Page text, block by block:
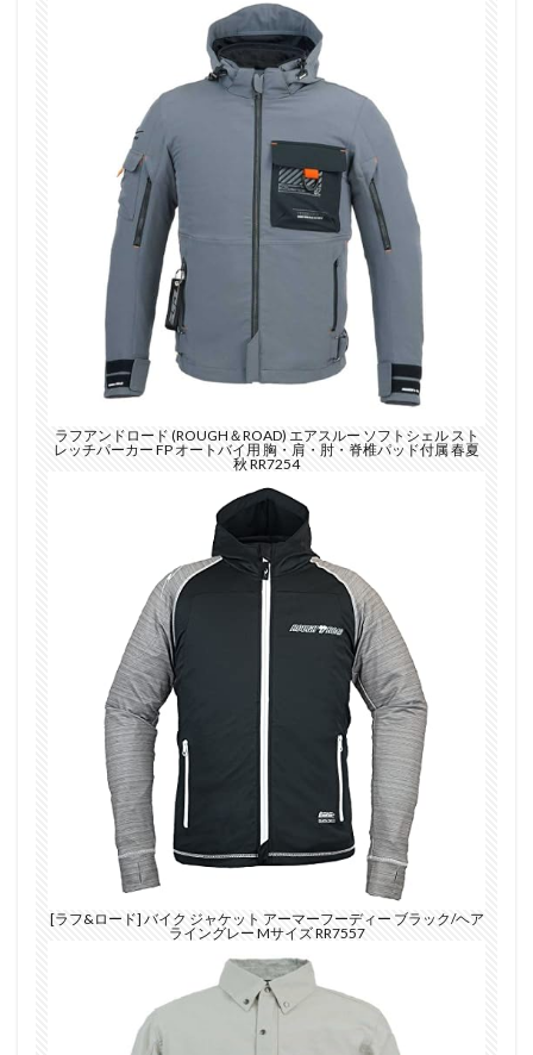
ラフアンドロード (ROUGH＆ROAD) エアスルー ソフトシェル スト
レッチパーカー FP オートバイ用 胸・肩・肘・脊椎パッド付属 春夏
秋 RR7254
[ラフ&ロード] バイク ジャケット アーマーフーディー ブラック/ヘア
ライングレー Mサイズ RR7557